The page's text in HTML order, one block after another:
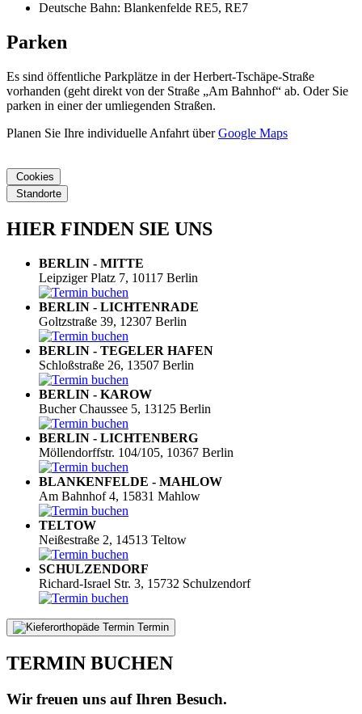
Deutsche Bahn: Blankenfelde RE5, RE7
Parken
Es sind öffentliche Parkplätze in der Herbert-Tschäpe-Straße
vorhanden (geht direkt von der Straße „Am Bahnhof“ ab. Oder Sie
parken in einer der umliegenden Straßen.
Planen Sie Ihre individuelle Anfahrt überGoogle Maps
Cookies
Standorte
HIER FINDEN SIE UNS
BERLIN - MITTE
Leipziger Platz 7, 10117 Berlin
BERLIN - LICHTENRADE
Goltzstraße 39, 12307 Berlin
BERLIN - TEGELER HAFEN
Schloßstraße 26, 13507 Berlin
BERLIN - KAROW
Bucher Chaussee 5, 13125 Berlin
BERLIN - LICHTENBERG
Möllendorffstr. 104/105, 10367 Berlin
BLANKENFELDE - MAHLOW
Am Bahnhof 4, 15831 Mahlow
TELTOW
Neißestraße 2, 14513 Teltow
SCHULZENDORF
Richard-Israel Str. 3, 15732 Schulzendorf
Termin
TERMIN BUCHEN
Wir freuen uns auf Ihren Besuch.